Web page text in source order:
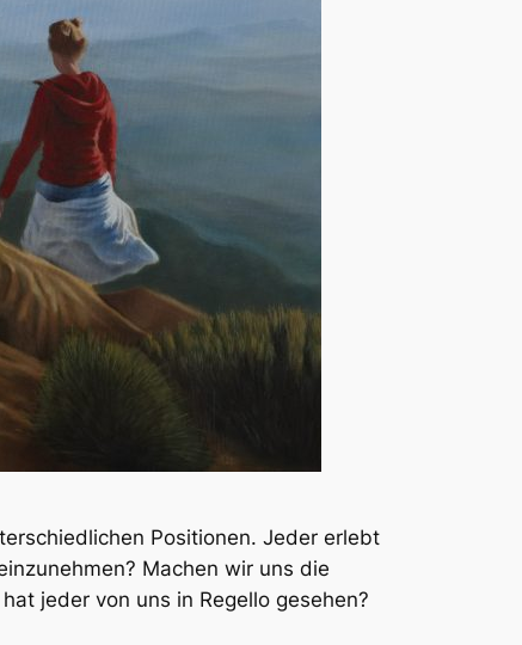
Positionen. Jeder erlebt
Machen wir uns die
jeder von uns in Regello gesehen?